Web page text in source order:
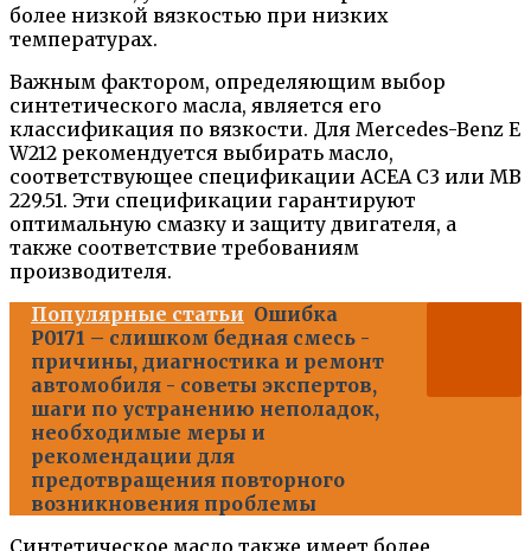
более низкой вязкостью при низких
температурах.
Важным фактором, определяющим выбор
синтетического масла, является его
классификация по вязкости. Для Mercedes-Benz E
W212 рекомендуется выбирать масло,
соответствующее спецификации ACEA C3 или MB
229.51. Эти спецификации гарантируют
оптимальную смазку и защиту двигателя, а
также соответствие требованиям
производителя.
Популярные статьи Ошибка
P0171 – слишком бедная смесь -
причины, диагностика и ремонт
автомобиля - советы экспертов,
шаги по устранению неполадок,
необходимые меры и
рекомендации для
предотвращения повторного
возникновения проблемы